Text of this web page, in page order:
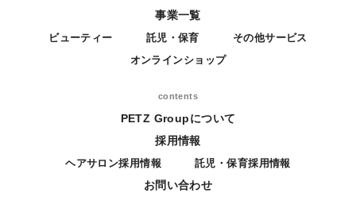
事業一覧
ビューティー 託児・保育
その他サービス
オンラインショップ
contents
PETZ Groupについて
採用情報
ヘアサロン採用情報 託児・保育採用情報
お問い合わせ